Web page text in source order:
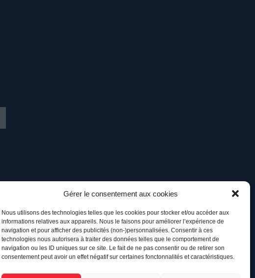
Gérer le consentement aux cookies
Nous utilisons des technologies telles que les cookies pour stocker et/ou accéder aux
informations relatives aux appareils. Nous le faisons pour améliorer l’expérience de
navigation et pour afficher des publicités (non-)personnalisées. Consentir à ces
technologies nous autorisera à traiter des données telles que le comportement de
navigation ou les ID uniques sur ce site. Le fait de ne pas consentir ou de retirer son
consentement peut avoir un effet négatif sur certaines fonctonnalités et caractéristiques.